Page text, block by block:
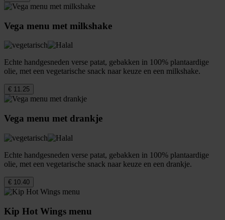
Vega menu met milkshake
Echte handgesneden verse patat, gebakken in 100% plantaardige
olie, met een vegetarische snack naar keuze en een milkshake.
€ 11.25
Vega menu met drankje
Echte handgesneden verse patat, gebakken in 100% plantaardige
olie, met een vegetarische snack naar keuze en een drankje.
€ 10.40
Kip Hot Wings menu